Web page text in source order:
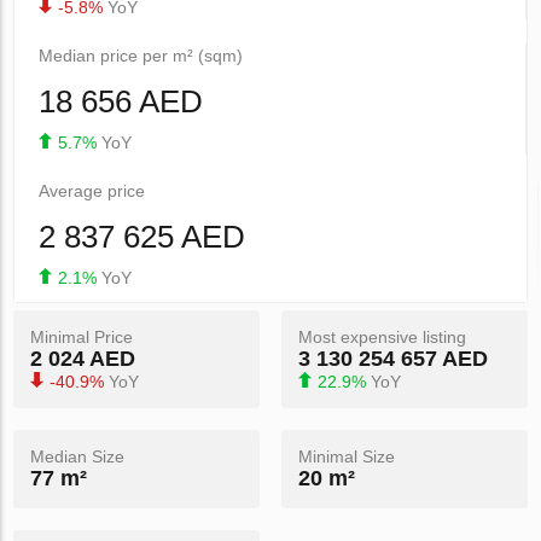
-5.8% YoY
Median price per m² (sqm)
18 656 AED
5.7% YoY
Average price
2 837 625 AED
2.1% YoY
Minimal Price
2 024 AED
-40.9% YoY
Most expensive listing
3 130 254 657 AED
22.9% YoY
Median Size
77 m²
Minimal Size
20 m²